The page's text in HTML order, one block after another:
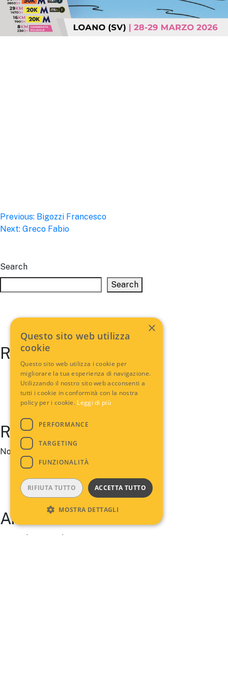
Post
Previous: Bigozzi Francesco
Next: Greco Fabio
Search
Search
Recent Posts
Recent Comments
No comments to show.
Archives
No archives to show.
×
Questo sito web utilizza
cookie
Questo sito web utilizza i cookie per
migliorare la tua esperienza di navigazione.
Utilizzando il nostro sito web acconsenti a
tutti i cookie in conformità con la nostra
policy per i cookie. Leggi di più
PERFORMANCE
TARGETING
FUNZIONALITÀ
ACCETTA TUTTO
RIFIUTA TUTTO
MOSTRA DETTAGLI